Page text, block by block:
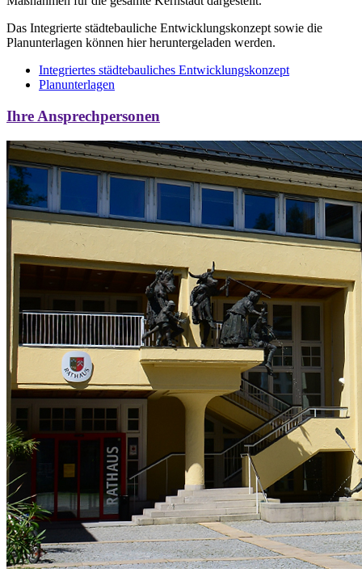
Das Integrierte städtebauliche Entwicklungskonzept sowie die
Planunterlagen können hier heruntergeladen werden.
Integriertes städtebauliches Entwicklungskonzept
Planunterlagen
Ihre Ansprechpersonen